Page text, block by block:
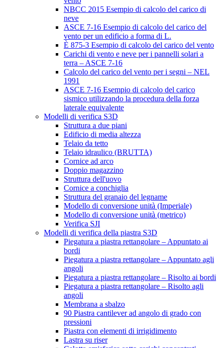
NBCC 2015 Esempio di calcolo del carico di
neve
ASCE 7-16 Esempio di calcolo del carico del
vento per un edificio a forma di L.
È 875-3 Esempio di calcolo del carico del vento
Carichi di vento e neve per i pannelli solari a
terra – ASCE 7-16
Calcolo del carico del vento per i segni – NEL
1991
ASCE 7-16 Esempio di calcolo del carico
sismico utilizzando la procedura della forza
laterale equivalente
Modelli di verifica S3D
Struttura a due piani
Edificio di media altezza
Telaio da tetto
Telaio idraulico (BRUTTA)
Cornice ad arco
Doppio magazzino
Struttura dell'uovo
Cornice a conchiglia
Struttura del granaio del legname
Modello di conversione unità (Imperiale)
Modello di conversione unità (metrico)
Verifica SJI
Modelli di verifica della piastra S3D
Piegatura a piastra rettangolare – Appuntato ai
bordi
Piegatura a piastra rettangolare – Appuntato agli
angoli
Piegatura a piastra rettangolare – Risolto ai bordi
Piegatura a piastra rettangolare – Risolto agli
angoli
Membrana a sbalzo
90 Piastra cantilever ad angolo di grado con
pressioni
Piastra con elementi di irrigidimento
Lastra su riser